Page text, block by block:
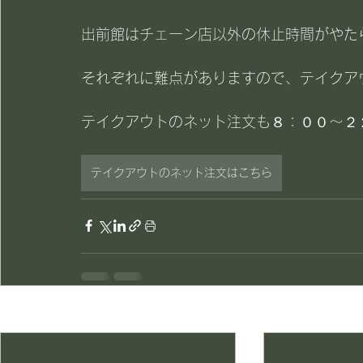
出前館はチェーン店以外の休止時間がや
それぞれに難点がありますので、テイク
テイクアウトのネット注文も８：００～
テイクアウトのネット注文はこちら